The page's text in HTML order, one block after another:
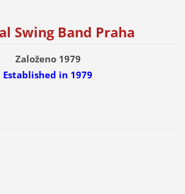
Swing Band Praha
Založeno 1979
Established in 1979